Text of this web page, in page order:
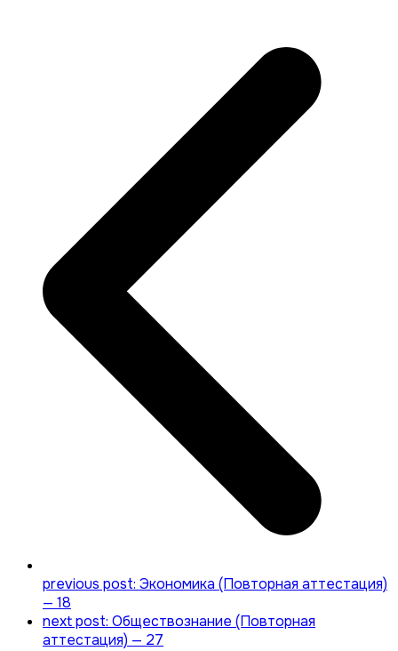
previous post: Экономика (Повторная аттестация)
— 18
next post: Обществознание (Повторная
аттестация) — 27